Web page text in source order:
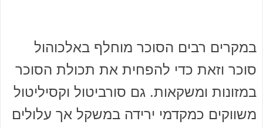
במקרים רבים הסוכר מוחלף באלכוהול
סוכר וזאת כדי להפחית את תכולת הסוכר
במזונות ומשקאות. גם סורביטול וקסיליטול
משווקים כמקדמי ירידה במשקל אך עלולים